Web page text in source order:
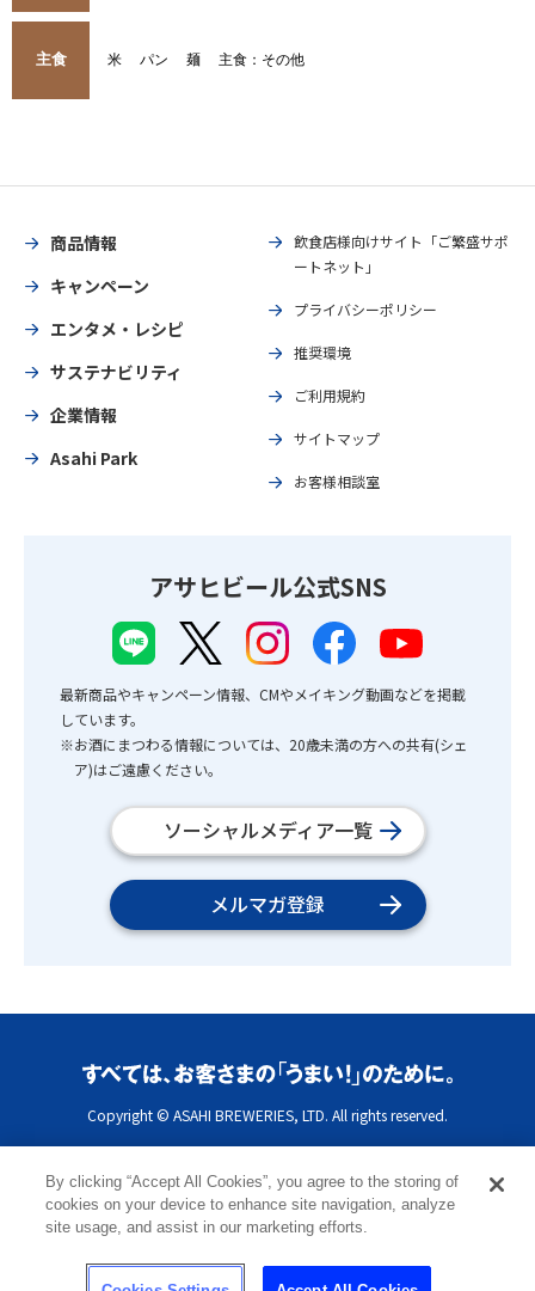
主食 米 パン 麺 主食：その他
商品情報
キャンペーン
エンタメ・レシピ
サステナビリティ
企業情報
Asahi Park
飲食店様向けサイト「ご繁盛サポ
ートネット」
プライバシーポリシー
推奨環境
ご利用規約
サイトマップ
お客様相談室
アサヒビール公式SNS
最新商品やキャンペーン情報、CMやメイキング動画などを掲載
しています。
※お酒にまつわる情報については、20歳未満の方への共有(シェ
ア)はご遠慮ください。
ソーシャルメディア一覧
メルマガ登録
Copyright © ASAHI BREWERIES, LTD. All rights reserved.
By clicking “Accept All Cookies”, you agree to the storing of
cookies on your device to enhance site navigation, analyze
site usage, and assist in our marketing efforts.